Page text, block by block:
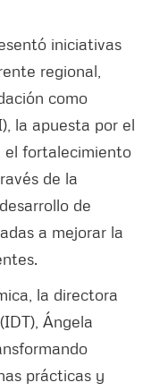
iniciativas
regional,
como
la apuesta por el
el fortalecimiento
de la
de
a mejorar la
la directora
(IDT), Ángela
prácticas y